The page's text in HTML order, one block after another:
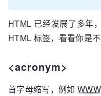
HTML 已经发展了多年
HTML 标签，看看你是不
<acronym>
首字母缩写，例如 WWW